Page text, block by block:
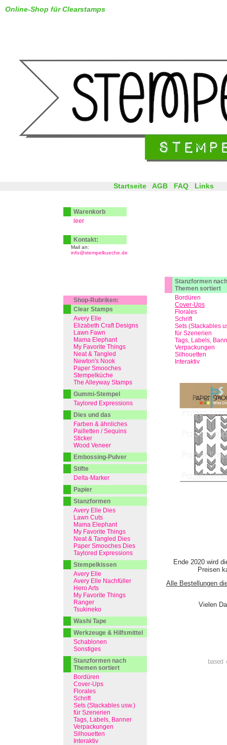
Online-Shop für Clearstamps
Stanzformen nach
Themen sortiert
Bordüren
Cover-Ups
Florales
Schrift
Sets (Stackables
für Szenerien
Tags, Labels,
Verpackungen
Silhouetten
Interaktiv
Ende 2020 wird
Preisen
Alle Bestellungen
Vielen
Startseite AGB FAQ Links
Warenkorb
leer
Kontakt:
Mail an:
info@stempelkueche.de
Shop-Rubriken:
Clear Stamps
Avery Elle
Elizabeth Craft Designs
Lawn Fawn
Mama Elephant
My Favorite Things
Neat & Tangled
Newton's Nook
Paper Smooches
Stempelküche
The Alleyway Stamps
Gummi-Stempel
Taylored Expressions
Dies und das
Farben & ähnliches
Pailletten / Sequins
Sticker
Wood Veneer
Embossing-Pulver
Stifte
Delta-Marker
Papier
Stanzformen
Avery Elle Dies
Lawn Cuts
Mama Elephant
My Favorite Things
Neat & Tangled Dies
Paper Smooches Dies
Taylored Expressions
Stempelkissen
Avery Elle
Avery Elle Nachfüller
Hero Arts
My Favorite Things
Ranger
Tsukineko
Washi Tape
Werkzeuge & Hilfsmittel
Schablonen
Sonstiges
Stanzformen nach
Themen sortiert
Bordüren
Cover-Ups
Florales
Schrift
Sets (Stackables usw.)
für Szenerien
Tags, Labels, Banner
Verpackungen
Silhouetten
Interaktiv